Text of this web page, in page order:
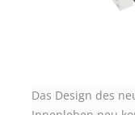
Das Design des